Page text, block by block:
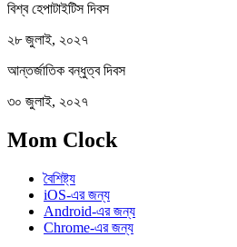
বিশ্ব হেপাটাইটিস দিবস
২৮ জুলাই, ২০২৭
আন্তর্জাতিক বন্ধুত্ব দিবস
৩০ জুলাই, ২০২৭
Mom Clock
বৈশিষ্ট্য
iOS-এর জন্য
Android-এর জন্য
Chrome-এর জন্য